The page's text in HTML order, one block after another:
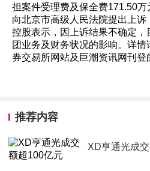
担案件受理费及保全费171.50
向北京市高级人民法院提出上诉
控股表示，因上诉结果不确定
团业务及财务状况的影响。详
券交易所网站及巨潮资讯网刊登
推荐内容
XD亨通光成